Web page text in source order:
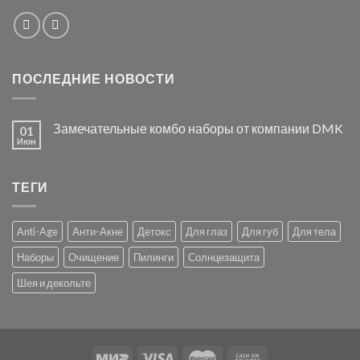
ПОСЛЕДНИЕ НОВОСТИ
01
Июн
Замечательные комбо наборы от компании DMK
ТЕГИ
Anti-Age Анти-Акне Детокс Для глаз Для губ
Для тела
Наборы
Очищение Пилинги
Солнцезащита
Шея и декольте